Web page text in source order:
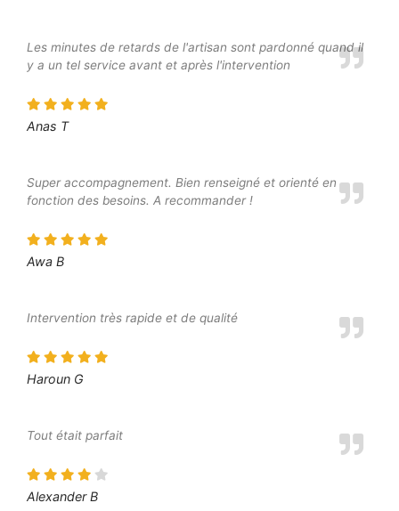
Les minutes de retards de l'artisan sont pardonné quand il
y a un tel service avant et après l'intervention
Anas T
Super accompagnement. Bien renseigné et orienté en
fonction des besoins. A recommander !
Awa B
Intervention très rapide et de qualité
Haroun G
Tout était parfait
Alexander B